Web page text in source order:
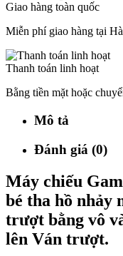
Giao hàng toàn quốc
Miễn phí giao hàng tại
Thanh toán linh hoạt
Bằng tiền mặt hoặc
Mô tả
Đánh giá (0)
Máy chiếu
bé tha hồ nhảy
trượt bằng vô
lên Ván trượt.